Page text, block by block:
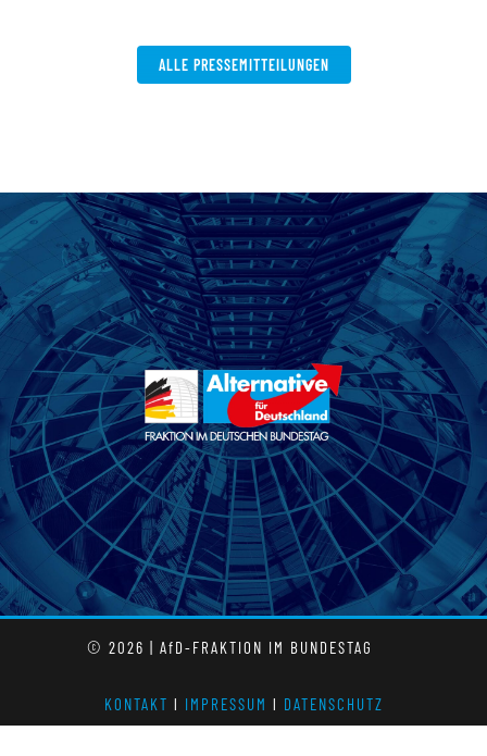
ALLE PRESSEMITTEILUNGEN
© 2026 | AfD-FRAKTION IM BUNDESTAG
KONTAKT l IMPRESSUM l DATENSCHUTZ